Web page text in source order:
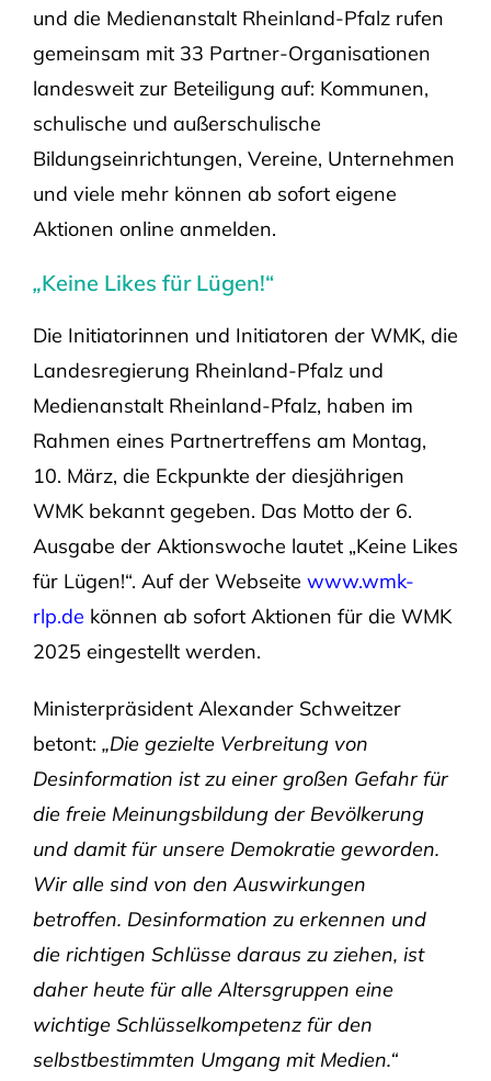
und die Medienanstalt Rheinland-Pfalz rufen
gemeinsam mit 33 Partner-Organisationen
landesweit zur Beteiligung auf: Kommunen,
schulische und außerschulische
Bildungseinrichtungen, Vereine, Unternehmen
und viele mehr können ab sofort eigene
Aktionen online anmelden.
„Keine Likes für Lügen!“
Die Initiatorinnen und Initiatoren der WMK, die
Landesregierung Rheinland-Pfalz und
Medienanstalt Rheinland-Pfalz, haben im
Rahmen eines Partnertreffens am Montag,
10. März, die Eckpunkte der diesjährigen
WMK bekannt gegeben. Das Motto der 6.
Ausgabe der Aktionswoche lautet „Keine Likes
für Lügen!“. Auf der Webseite www.wmk-
rlp.de können ab sofort Aktionen für die WMK
2025 eingestellt werden.
Ministerpräsident Alexander Schweitzer
betont: „Die gezielte Verbreitung von
Desinformation ist zu einer großen Gefahr für
die freie Meinungsbildung der Bevölkerung
und damit für unsere Demokratie geworden.
Wir alle sind von den Auswirkungen
betroffen. Desinformation zu erkennen und
die richtigen Schlüsse daraus zu ziehen, ist
daher heute für alle Altersgruppen eine
wichtige Schlüsselkompetenz für den
selbstbestimmten Umgang mit Medien.“